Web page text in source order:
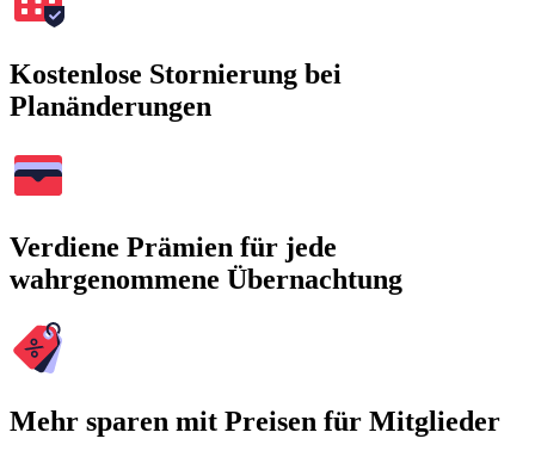
Kostenlose Stornierung bei
Planänderungen
Verdiene Prämien für jede
wahrgenommene Übernachtung
Mehr sparen mit Preisen für Mitglieder